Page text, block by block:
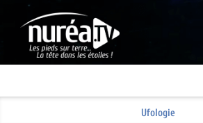
Ufologie